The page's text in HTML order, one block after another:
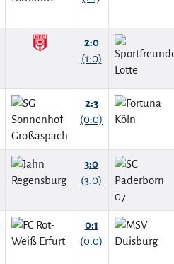
2:0
(1:0)
2:3
(0:0)
3:0
(3:0)
0:1
(0:0)